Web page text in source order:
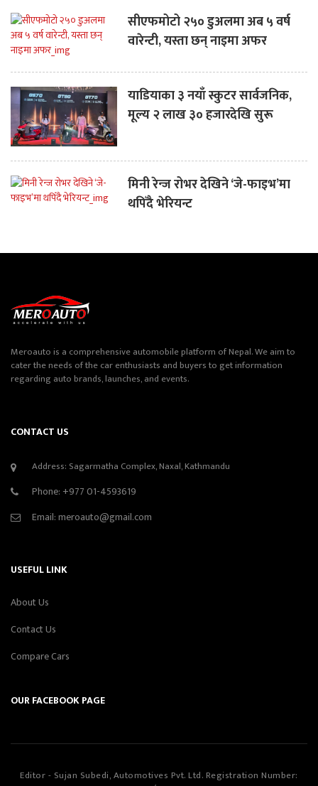
सीएफमोटो २५० डुअलमा अब ५ वर्ष
वारेन्टी, यस्ता छन् नाइमा अफर
याडियाका ३ नयाँ स्कुटर सार्वजनिक,
मूल्य २ लाख ३० हजारदेखि सुरू
मिनी रेन्ज रोभर देखिने ‘जे-फाइभ’मा
थपिँदै भेरियन्ट
Meroauto is a comprehensive automobile platform of Nepal. We aim to
cater the needs of the car enthusiasts and buyers to get information
regarding auto brands, launches, and events.
CONTACT US
Address: Sagarmatha Complex, Naxal, Kathmandu
Phone: +977 01-4593619
Email:meroauto@gmail.com
USEFUL LINK
About Us
Contact Us
Compare Cars
OUR FACEBOOK PAGE
Editor - Sujan Subedi, Automotives Pvt. Ltd. Registration Number: